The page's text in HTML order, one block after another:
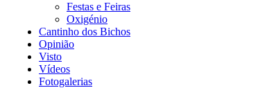
Festas e Feiras
Oxigénio
Cantinho dos Bichos
Opinião
Visto
Vídeos
Fotogalerias